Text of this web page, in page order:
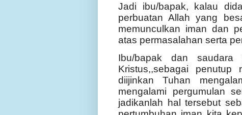
Jadi ibu/bapak, kalau
perbuatan Allah yang
memunculkan iman dan
atas permasalahan serta
Ibu/bapak dan
Kristus,,sebagai
diijinkan Tuhan
mengalami pergumulan
jadikanlah hal tersebut